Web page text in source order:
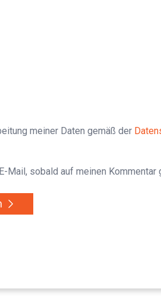
meiner Daten gemäß der
Mail, sobald auf meinen Kommentar